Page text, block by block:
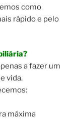
como
rápido e pelo
a fazer um
vida.
máxima